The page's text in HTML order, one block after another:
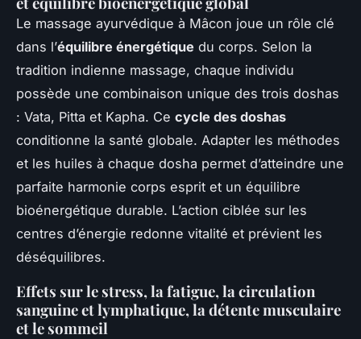
Le massage ayurvédique à Mâcon joue un rôle clé
dans l’équilibre énergétique du corps. Selon la
tradition indienne massage, chaque individu
possède une combinaison unique des trois doshas
: Vata, Pitta et Kapha. Ce cycle des doshas
conditionne la santé globale. Adapter les méthodes
et les huiles à chaque dosha permet d’atteindre une
parfaite harmonie corps esprit et un équilibre
bioénergétique durable. L’action ciblée sur les
centres d’énergie redonne vitalité et prévient les
déséquilibres.
Effets sur le stress, la fatigue, la circulation
sanguine et lymphatique, la détente musculaire
et le sommeil